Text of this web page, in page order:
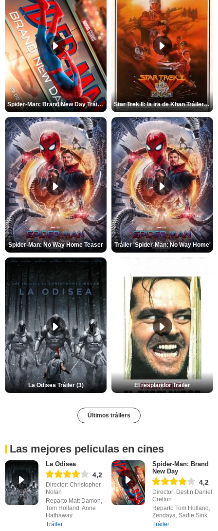
Spider-Man: Brand New Day Tráiler (3) Star Trek II: la ira de Khan Tráiler VO
Spider-Man: No Way Home Teaser Tráiler 'Spider-Man: No Way Home'
La Odisea Tráiler (3) El resplandor Tráiler
Últimos tráilers
Las mejores películas en cines
La Odisea
4,2
Director: Christopher
Nolan
Reparto Matt Damon,
Tom Holland, Anne
Hathaway
Tráiler
Spider-Man: Brand
New Day
4,2
Director: Destin Daniel
Cretton
Reparto Tom Holland,
Zendaya, Sadie Sink
Tráiler